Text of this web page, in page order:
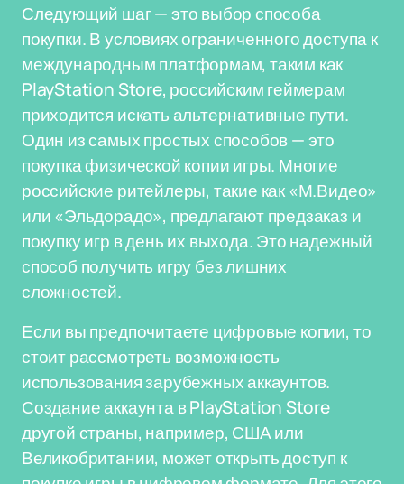
Следующий шаг — это выбор способа
покупки. В условиях ограниченного доступа к
международным платформам, таким как
PlayStation Store, российским геймерам
приходится искать альтернативные пути.
Один из самых простых способов — это
покупка физической копии игры. Многие
российские ритейлеры, такие как «М.Видео»
или «Эльдорадо», предлагают предзаказ и
покупку игр в день их выхода. Это надежный
способ получить игру без лишних
сложностей.
Если вы предпочитаете цифровые копии, то
стоит рассмотреть возможность
использования зарубежных аккаунтов.
Создание аккаунта в PlayStation Store
другой страны, например, США или
Великобритании, может открыть доступ к